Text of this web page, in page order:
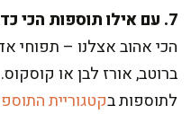
7. עם אילו תוספות הכי כדאי להגיש?
הכי אהוב אצלנו –
ברוטב, אורז לבן או
לתוספות בקטגוריית